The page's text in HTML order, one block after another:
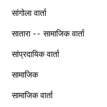
सांगोला वार्ता
सातारा -- सामाजिक वार्ता
सांप्रदायिक वार्ता
सामाजिक
सामाजिक वार्ता